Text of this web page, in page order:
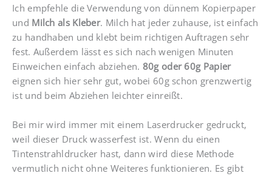
Ich empfehle die Verwendung von dünnem Kopierpaper
und Milch als Kleber. Milch hat jeder zuhause, ist einfach
zu handhaben und klebt beim richtigen Auftragen sehr
fest. Außerdem lässt es sich nach wenigen Minuten
Einweichen einfach abziehen. 80g oder 60g Papier
eignen sich hier sehr gut, wobei 60g schon grenzwertig
ist und beim Abziehen leichter einreißt.
Bei mir wird immer mit einem Laserdrucker gedruckt,
weil dieser Druck wasserfest ist. Wenn du einen
Tintenstrahldrucker hast, dann wird diese Methode
vermutlich nicht ohne Weiteres funktionieren. Es gibt